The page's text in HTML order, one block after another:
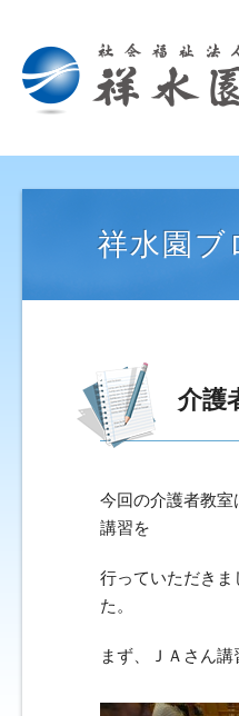
祥水園ブ
介護
今回の介護者教
講習を
行っていただき
た。
まず、ＪＡさん